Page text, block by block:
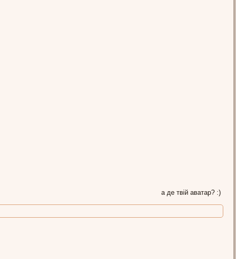
а де твій аватар? :)